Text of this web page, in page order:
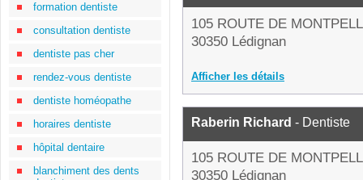
formation dentiste
consultation dentiste
dentiste pas cher
rendez-vous dentiste
dentiste homéopathe
horaires dentiste
hôpital dentaire
blanchiment des dents
105 ROUTE DE
30350 Lédignan
Afficher les détails
Raberin Richard - Dentiste
105 ROUTE DE
30350 Lédignan